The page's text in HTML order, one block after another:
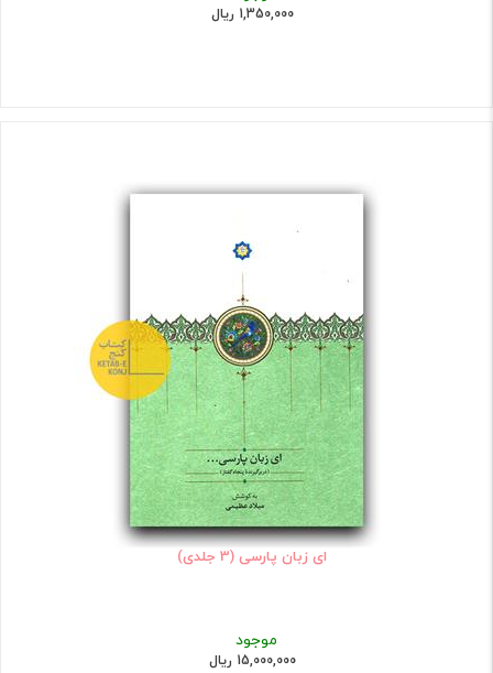
1,350,000 ریال
ای زبان پارسی (3 جلدی)
موجود
15,000,000 ریال